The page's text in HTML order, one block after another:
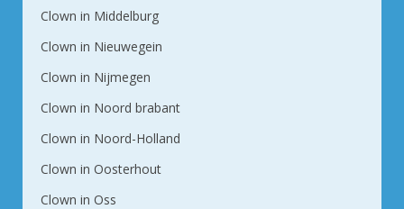
Clown in Middelburg
Clown in Nieuwegein
Clown in Nijmegen
Clown in Noord brabant
Clown in Noord-Holland
Clown in Oosterhout
Clown in Oss